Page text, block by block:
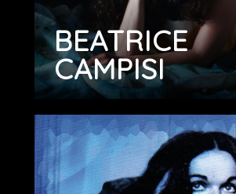
BEATRICE
CAMPISI